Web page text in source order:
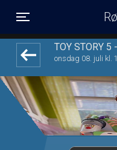
TOY STORY 5
onsdag 08. juli kl.